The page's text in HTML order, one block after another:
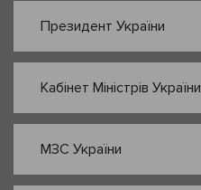
Президент України
Кабінет Міністрів України
МЗС України